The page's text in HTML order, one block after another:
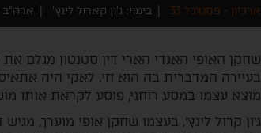
ארכיון - פסטיבל 33 בימוי: ג'ון קארול לינץ' ארה"ב 2017
בעיירה המדברית בה הוא חי. לאקי היה
מוצא עצמו במסע רוחני, פוסע לקראת אותו
ג'ון קרול לינץ', בעצמו שחקן אופי מוערך,